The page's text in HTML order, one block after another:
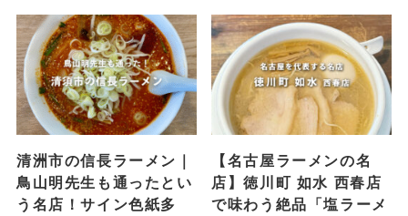
清洲市の信長ラーメン｜
鳥山明先生も通ったとい
う名店！サイン色紙多
【名古屋ラーメンの名
店】徳川町 如水 西春店
で味わう絶品「塩ラーメ